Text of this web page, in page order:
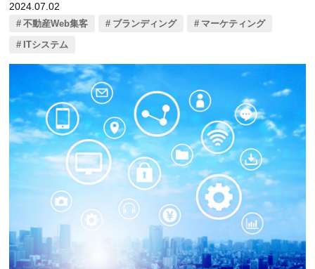
2024.07.02
不動産Web集客 ブランディング
マーケティング
ITシステム